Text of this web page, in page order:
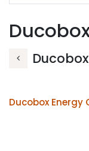
Ducobox Energy